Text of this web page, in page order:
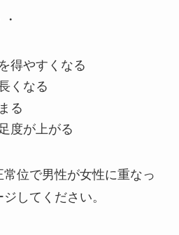
得やすくなる
くなる
る
度が上がる
位で男性が女性に重なっ
してください。